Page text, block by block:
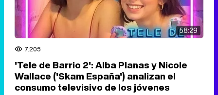
58:29
7.205
'Tele de Barrio 2': Alba Planas y Nicole
Wallace ('Skam España') analizan el
consumo televisivo de los jóvenes